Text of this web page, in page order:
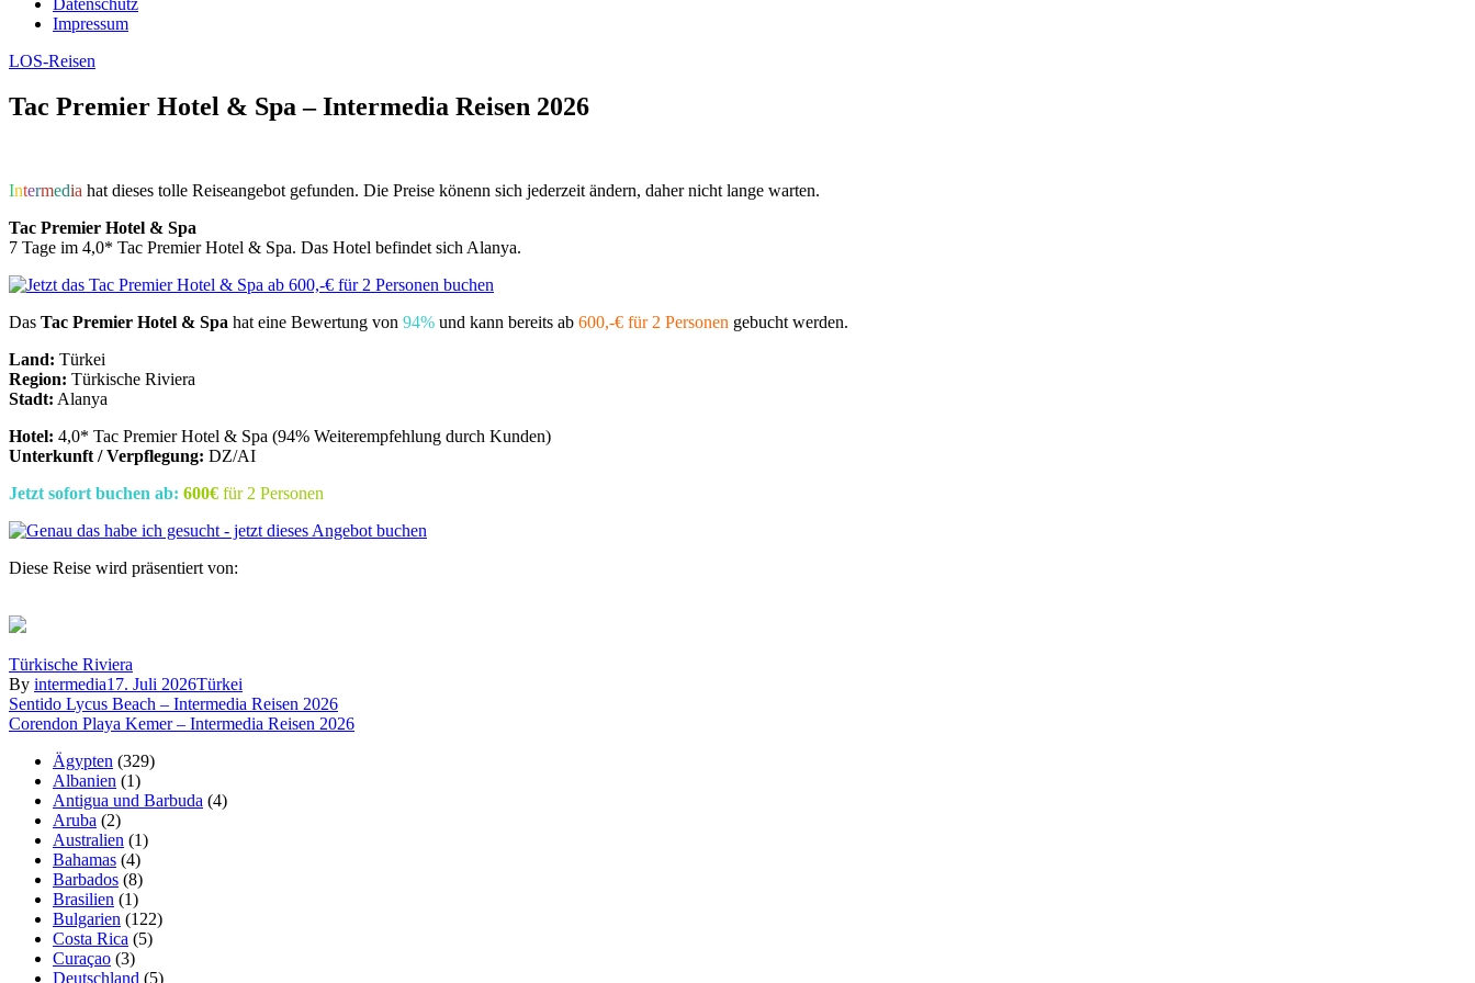
Impressum
LOS-Reisen
Tac Premier Hotel & Spa – Intermedia Reisen 2026
Intermedia hat dieses tolle Reiseangebot gefunden. Die Preise könenn sich jederzeit ändern, daher nicht lange warten.
Tac Premier Hotel & Spa
7 Tage im 4,0* Tac Premier Hotel & Spa. Das Hotel befindet sich Alanya.
Das Tac Premier Hotel & Spa hat eine Bewertung von 94% und kann bereits ab 600,-€ für 2 Personen gebucht werden.
Land: Türkei
Region: Türkische Riviera
Stadt: Alanya
Hotel: 4,0* Tac Premier Hotel & Spa (94% Weiterempfehlung durch Kunden)
Unterkunft / Verpflegung: DZ/AI
Jetzt sofort buchen ab: 600€ für 2 Personen
Diese Reise wird präsentiert von:
Türkische Riviera
By intermedia17. Juli 2026Türkei
Beitragsnavigation
Sentido Lycus Beach – Intermedia Reisen 2026
Corendon Playa Kemer – Intermedia Reisen 2026
Ägypten (329)
Albanien (1)
Antigua und Barbuda (4)
Aruba (2)
Australien (1)
Bahamas (4)
Barbados (8)
Brasilien (1)
Bulgarien (122)
Costa Rica (5)
Curaçao (3)
Deutschland (5)